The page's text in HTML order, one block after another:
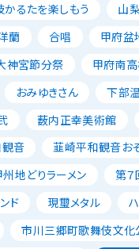
るたを楽しもう 山
蘭 合唱 甲府盆
神宮節分祭 甲府南
おみゆきさん 下部
薮内正幸美術館
音 韮崎平和観音お
州地どりラーメン 第７
ド 現璽メタル
市川三郷町歌舞伎文化